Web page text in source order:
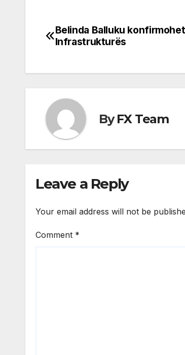
Post
Belinda Balluku
Infrastrukturës
ByFX Team
Leave a Reply
Your email address will not be
Comment *